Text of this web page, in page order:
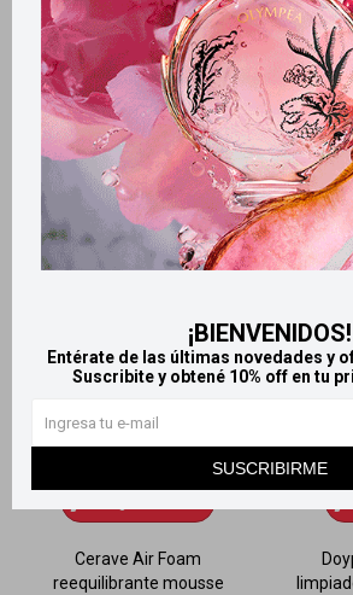
¡BIENVENIDOS!
Entérate de las últimas novedades y
Suscribite y obtené 10% off en tu
SUSCRIBIRME
Zona de aplicación
Productos que te
Cerave Air Foam
reequilibrante mousse